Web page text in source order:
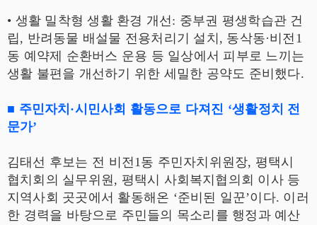
• 생활 밀착형 생활 환경 개선: 중부권 평생학습관 건
립, 반려동물 배설물 전용처리기 설치, 동삭동·비전1
동 예약제 순환버스 운용 등 일상에서 피부로 느끼는
생활 불편을 개선하기 위한 세밀한 공약도 준비했다.
■ 주민자치·시민사회 활동으로 다져진 ‘생활정치 전
문가’
김태선 후보는 전 비전1동 주민자치위원장, 평택시
협치회의 실무위원, 평택시 사회복지협의회 이사 등
지역사회 곳곳에서 활동해온 ‘준비된 일꾼’이다. 이러
한 경력을 바탕으로 주민들의 목소리를 행정과 예산